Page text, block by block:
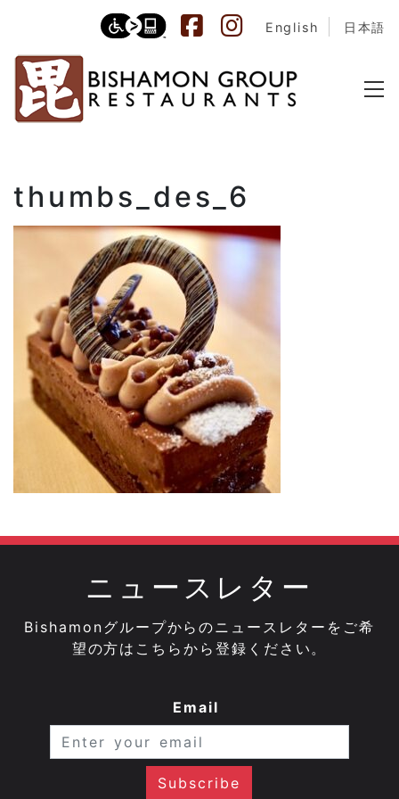
English 日本語
thumbs_des_6
ニュースレター
Bishamonグループからのニュースレターをご希
望の方はこちらから登録ください。
Email